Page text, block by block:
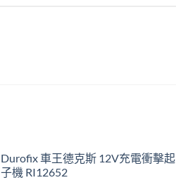
Durofix 車王德克斯 12V充電衝擊起
子機 RI12652